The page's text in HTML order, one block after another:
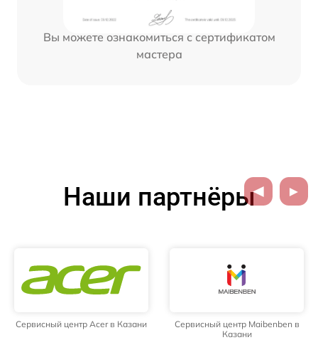
Вы можете ознакомиться с сертификатом
мастера
Наши партнёры
Сервисный центр Acer в Казани
Сервисный центр Maibenben в
Казани